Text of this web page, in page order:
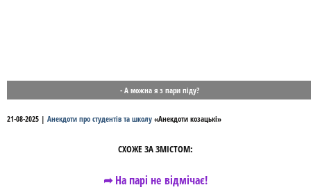
- А можна я з пари піду?
21-08-2025 | Анекдоти про студентів та школу «Анекдоти козацькі»
СХОЖЕ ЗА ЗМІСТОМ:
➦ На парі не відмічає!